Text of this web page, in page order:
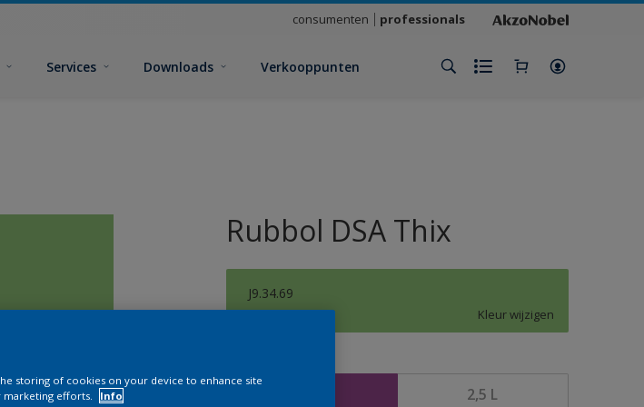
consumenten professionals
Services Downloads Verkooppunten
Rubbol DSA Thix
J9.34.69
Kleur wijzigen
2,5 L
storing of cookies on your device to enhance site
marketing efforts.
Info